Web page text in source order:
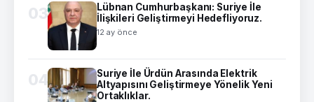
03
Lübnan Cumhurbaşkanı: Suriye İle
İlişkileri Geliştirmeyi Hedefliyoruz.
12 ay önce
04
Suriye İle Ürdün Arasında Elektrik
Altyapısını Geliştirmeye Yönelik Yeni
Ortaklıklar.